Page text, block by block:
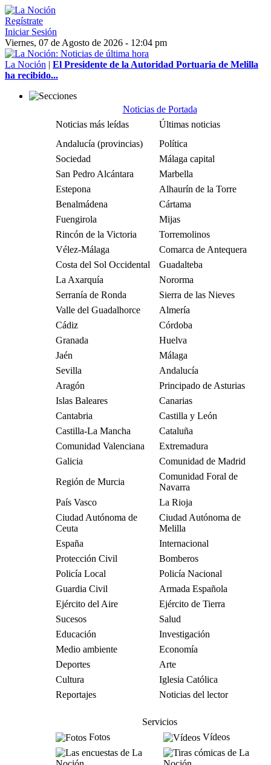
Regístrate
Iniciar Sesión
Viernes, 07 de Agosto de 2026 - 12:04 pm
La Noción | El Presidente de la Autoridad Portuaria de Melilla
ha recibido...
Noticias de Portada
Noticias más leídas
Últimas noticias
Andalucía (provincias)
Política
Sociedad
Málaga capital
San Pedro Alcántara
Marbella
Estepona
Alhaurín de la Torre
Benalmádena
Cártama
Fuengirola
Mijas
Rincón de la Victoria
Torremolinos
Vélez-Málaga
Comarca de Antequera
Costa del Sol Occidental
Guadalteba
La Axarquía
Nororma
Serranía de Ronda
Sierra de las Nieves
Valle del Guadalhorce
Almería
Cádiz
Córdoba
Granada
Huelva
Jaén
Málaga
Sevilla
Andalucía
Aragón
Principado de Asturias
Islas Baleares
Canarias
Cantabria
Castilla y León
Castilla-La Mancha
Cataluña
Comunidad Valenciana
Extremadura
Galicia
Comunidad de Madrid
Región de Murcia
Comunidad Foral de
Navarra
País Vasco
La Rioja
Ciudad Autónoma de
Ceuta
Ciudad Autónoma de
Melilla
España
Internacional
Protección Civil
Bomberos
Policía Local
Policía Nacional
Guardia Civil
Armada Española
Ejército del Aire
Ejército de Tierra
Sucesos
Salud
Educación
Investigación
Medio ambiente
Economía
Deportes
Arte
Cultura
Iglesia Católica
Reportajes
Noticias del lector
Servicios
Fotos
Vídeos